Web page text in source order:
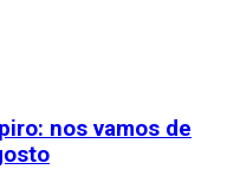
nos vamos de